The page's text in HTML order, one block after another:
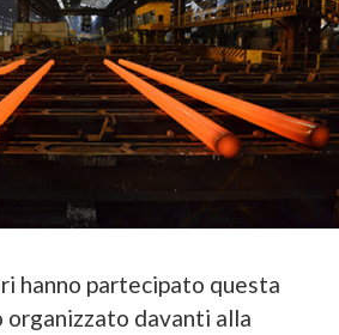
hanno partecipato questa
davanti alla